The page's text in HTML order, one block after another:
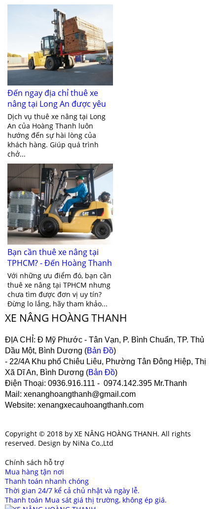
Đến ngay địa chỉ thuê xe
nâng tại Long An được yêu
thích nhất hiện nay
Dịch vụ thuê xe nâng tại Long
An của Hoàng Thanh luôn
hướng đến sự hài lòng của
khách hàng. Giúp quá trình
chở...
Bạn cần thuê xe nâng tại
TPHCM? - Đến Hoàng Thanh
ngay
Với những ưu điểm đó, bạn cần
thuê xe nâng tại TPHCM nhưng
chưa tìm được đơn vị uy tín?
Đừng lo lắng, hãy tham khảo...
XE NÂNG HOÀNG THANH
ĐỊA CHỈ: Đ Mỹ Phước - Tân Vạn, P. Bình Chuẩn, TP. Thủ
Dầu Một, Bình Dương (Bản Đồ)
- 22/4A Khu phố Chiêu Liêu, Phường Tân Đông Hiệp, Thị
Xã Dĩ An, Bình Dương (Bản Đồ)
Điện Thoại: 0936.916.111 - 0974.142.395 Mr.Thanh
Mail : xenanghoangthanh@gmail.com
Website: xenangxecauhoangthanh.com
Copyright © 2018 by XE NÂNG HOÀNG THANH. All rights
reserved. Design by NiNa Co.,Ltd
Chính sách hỗ trợ
Mua hàng tận nơi
Thanh toán nhanh chóng
Thời gian 24/7 kể cả chủ nhật và ngày lễ.
Thanh toán Mua sát giá thị trường, không ép giá.